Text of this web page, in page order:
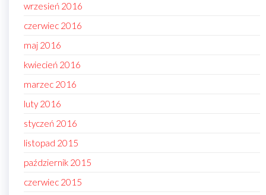
wrzesień 2016
czerwiec 2016
maj 2016
kwiecień 2016
marzec 2016
luty 2016
styczeń 2016
listopad 2015
październik 2015
czerwiec 2015